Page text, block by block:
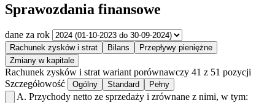
Sprawozdania finansowe
dane za rok
Rachunek zysków i strat Bilans
Przepływy pieniężne
Zmiany w kapitale
Rachunek zysków i strat wariant porównawczy 41 z 51 pozycji
Szczegółowość
Ogólny Standard Pełny
A. Przychody netto ze sprzedaży i zrównane z nimi, w tym: